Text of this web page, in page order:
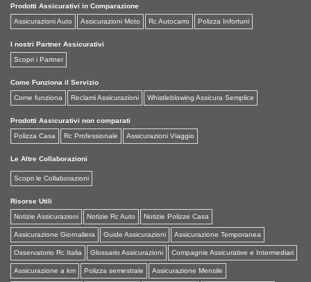
Prodotti Assicurativi in Comparazione
Assicurazioni Auto
Assicurazioni Moto Rc Autocarro Polizza Infortuni
I nostri Partner Assicurativi
Scopri i Partner
Come Funziona il Servizio
Come funziona
Reclami Assicurazioni Whistleblowing Assicura Semplice
Prodotti Assicurativi non comparati
Polizza Casa
Rc Professionale Assicurazioni Viaggio
Le Altre Collaborazioni
Scopri le Collaborazioni
Risorse Utili
Notizie Assicurazioni
Notizie Rc Auto Notizie Polizze Casa
Assicurazione Giornaliera Guide Assicurazioni Assicurazione Temporanea
Osservatorio Rc Italia Glossario Assicurazioni Compagnie Assicurative e Intermediari
Assicurazione a km Polizza semestrale Assicurazione Mensile